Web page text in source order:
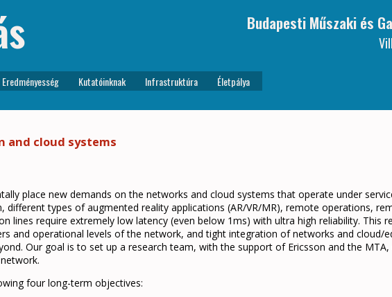
Budapesti Műszaki és
Eredményesség Kutatóinknak Infrastruktúra Életpálya
and cloud systems
place new demands on the networks and cloud systems that operate under
different types of augmented reality applications (AR/VR/MR), remote operations,
lines require extremely low latency (even below 1ms) with ultra high reliability. This
and operational levels of the network, and tight integration of networks and cloud/
Our goal is to set up a research team, with the support of Ericsson and the
four long-term objectives: